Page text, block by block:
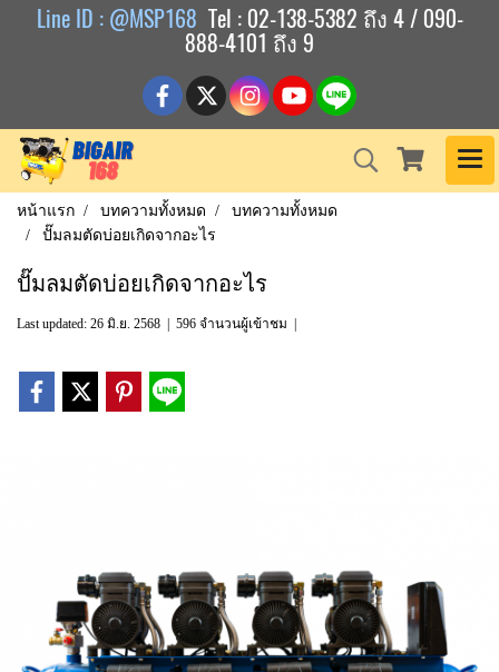
Line ID : @MSP168 Tel : 02-138-5382 ถึง 4 / 090-
888-4101 ถึง 9
หน้าแรก บทความทั้งหมด
บทความทั้งหมด
ปั๊มลมตัดบ่อยเกิดจากอะไร
ปั๊มลมตัดบ่อยเกิดจากอะไร
Last updated: 26 มิ.ย. 2568 596 จำนวนผู้เข้าชม